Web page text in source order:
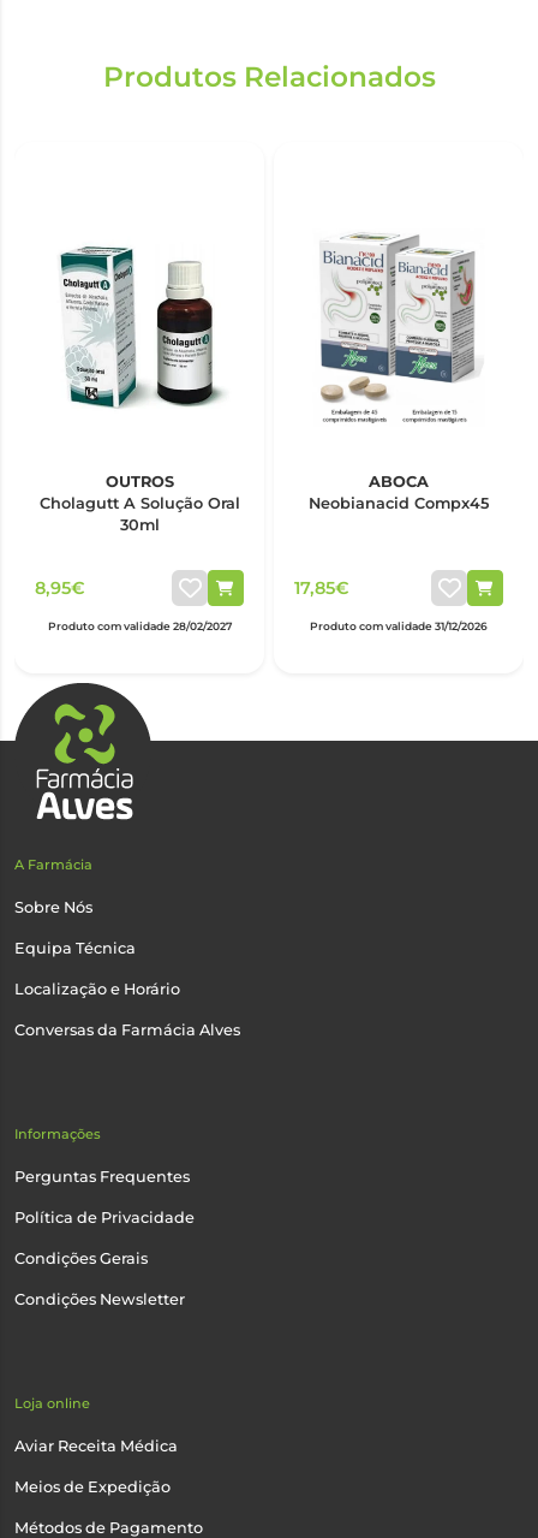
Produtos Relacionados
OUTROS
Cholagutt A Solução Oral
30ml
8,95€
Produto com validade 28/02/2027
ABOCA
Neobianacid Compx45
17,85€
Produto com validade 31/12/2026
A Farmácia
Sobre Nós
Equipa Técnica
Localização e Horário
Conversas da Farmácia Alves
Informações
Perguntas Frequentes
Política de Privacidade
Condições Gerais
Condições Newsletter
Loja online
Aviar Receita Médica
Meios de Expedição
Métodos de Pagamento